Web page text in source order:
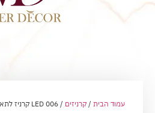
עמוד הבית / קרניזים / LED 006 קרניז לתאורה חדשני